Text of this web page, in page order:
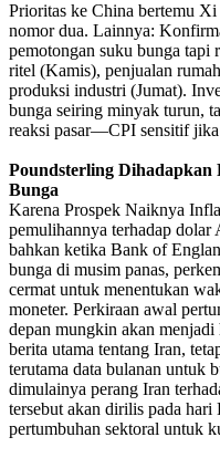
Prioritas ke China bertemu Xi
nomor dua. Lainnya:
pemotongan suku bunga tapi
ritel (Kamis), penjualan
produksi industri (Jumat).
bunga seiring minyak turun,
reaksi pasar—CPI sensitif
Poundsterling Dihadapkan
Bunga
Karena Prospek Naiknya
pemulihannya terhadap dolar
bahkan ketika Bank of
bunga di musim panas,
cermat untuk menentukan
moneter. Perkiraan awal
depan mungkin akan
berita utama tentang Iran,
terutama data bulanan untuk
dimulainya perang Iran
tersebut akan dirilis pada hari
pertumbuhan sektoral untuk